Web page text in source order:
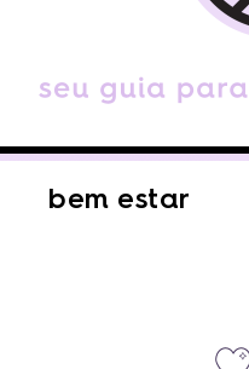
bem estar